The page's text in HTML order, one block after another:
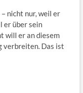
nicht nur, weil er
er über sein
will er an diesem
verbreiten. Das ist